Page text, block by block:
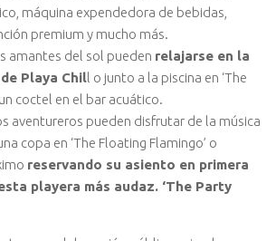
máquina expendedora de bebidas,
premium y mucho más.
amantes del sol pueden relajarse en la
Playa Chill o junto a la piscina en ‘The
coctel en el bar acuático.
aventureros pueden disfrutar de la música
copa en ‘The Floating Flamingo’ o
reservando su asiento en primera
playera más audaz. ‘The Party